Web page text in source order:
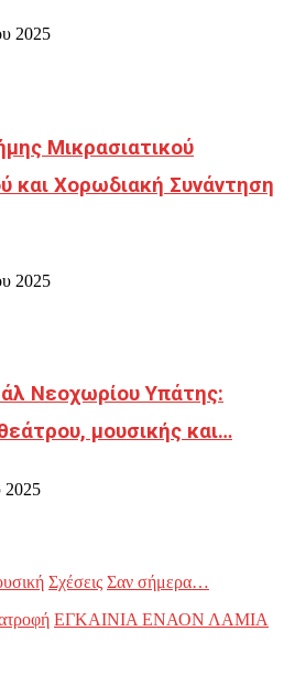
2025
Μικρασιατικού
και Χορωδιακή Συνάντηση
2025
Νεοχωρίου Υπάτης:
μουσικής και…
2025
Σχέσεις Σαν σήμερα…
ΕΓΚΑΙΝΙΑ ΕΝΑΟΝ ΛΑΜΙΑ